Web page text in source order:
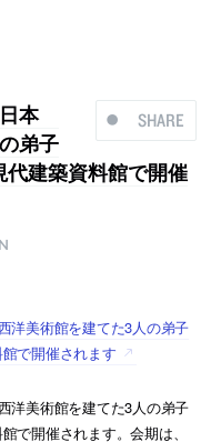
SHARE
本
弟子
建築資料館で開催
美術館を建てた3人の弟子
で開催されます
美術館を建てた3人の弟子
で開催されます。会期は、